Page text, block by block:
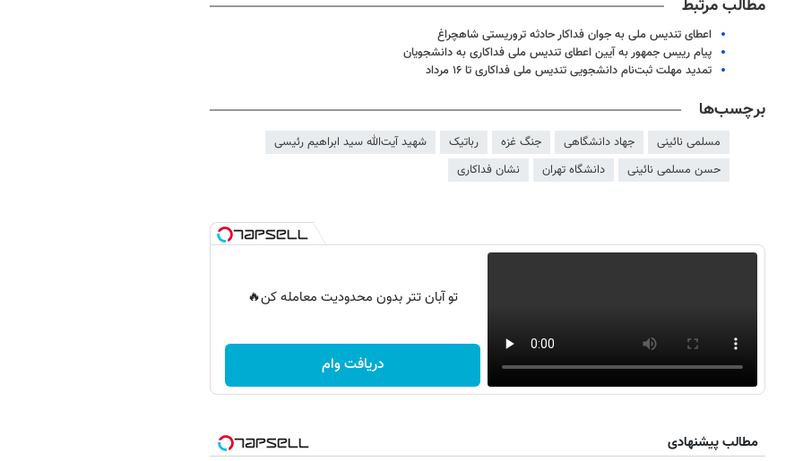
مطالب مرتبط
اعطای تندیس ملی به جوان فداکار حادثه تروریستی شاهچراغ
پیام رییس جمهور به آیین اعطای تندیس ملی فداکاری به دانشجویان
تمدید مهلت ثبت‌نام دانشجویی تندیس ملی فداکاری تا ۱۶ مرداد
برچسب‌ها
مسلمی نائینی جهاد دانشگاهی جنگ غزه رباتیک
شهید آیت‌الله سید ابراهیم رئیسی
حسن مسلمی نائینی
دانشگاه تهران نشان فداکاری
تو آبان تتر بدون محدودیت معامله کن🔥
دریافت وام
مطالب پیشنهادی